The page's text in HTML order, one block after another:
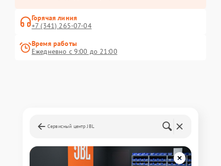
Горячая линия
+7 (341) 265-07-04
Время работы
Ежедневно с 9:00 до 21:00
Сервисный центр JBL